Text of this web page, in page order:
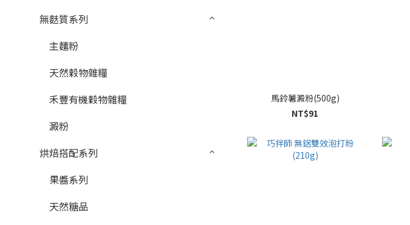
無麩質系列
主麵粉
天然穀物雜糧
禾豐有機穀物雜糧
澱粉
烘焙搭配系列
果醬系列
天然糖品
馬鈴薯澱粉(500g)
NT$91